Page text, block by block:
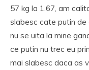
57 kg la 1.67, am
slabesc cate putin de
nu se uita la mine
ce putin nu trec eu
mai slabesc daca as